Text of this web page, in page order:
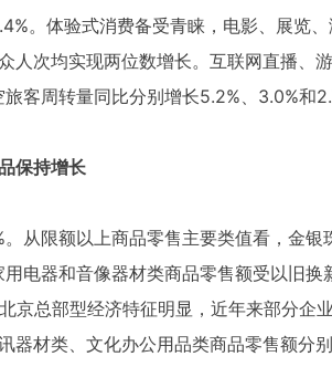
。体验式消费备受青睐，电影、展览
人次均实现两位数增长。互联网直播、
客周转量同比分别增长5.2%、3.0%和
保持增长
从限额以上商品零售主要类值看，金
电器和音像器材类商品零售额受以旧
京总部型经济特征明显，近年来部分企
材类、文化办公用品类商品零售额分